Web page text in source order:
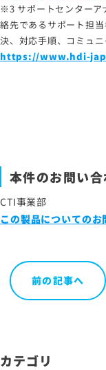
※3 サポートセンターア
絡先であるサポート担
決、対応手順、コミュ
https://www.hdi-
本件のお問い合
CTI事業部
この製品についてのお
前の記事へ
カテゴリ